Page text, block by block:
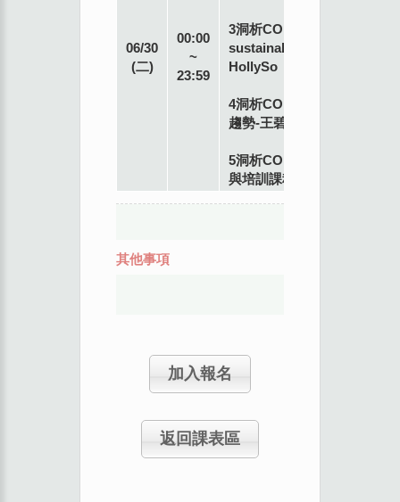
06/30
(二)
00:00
~
23:59
3洞析COP28-
sustainabilityoutlook_2024-
HollySo
4洞析COP28-永續產品發展
趨勢-王碧瑩
5洞析COP28-永續金融證照
與培訓課程介紹
其他事項
加入報名
返回課表區